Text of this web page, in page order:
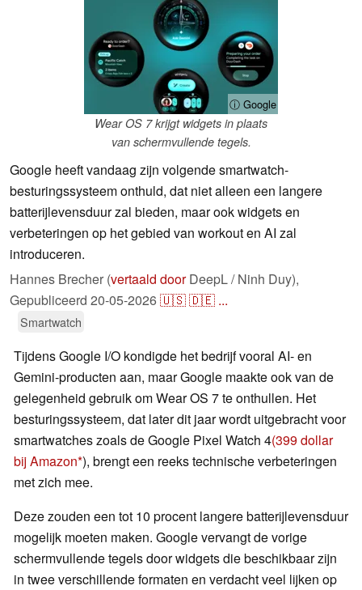
ⓘ Google
Wear OS 7 krijgt widgets in plaats
van schermvullende tegels.
Google heeft vandaag zijn volgende smartwatch-
besturingssysteem onthuld, dat niet alleen een langere
batterijlevensduur zal bieden, maar ook widgets en
verbeteringen op het gebied van workout en AI zal
introduceren.
Hannes Brecher (vertaald doorDeepL / Ninh Duy),
Gepubliceerd 20-05-2026🇺🇸🇩🇪 ...
Smartwatch
Tijdens Google I/O kondigde het bedrijf vooral AI- en
Gemini-producten aan, maar Google maakte ook van de
gelegenheid gebruik om Wear OS 7 te onthullen. Het
besturingssysteem, dat later dit jaar wordt uitgebracht voor
smartwatches zoals de Google Pixel Watch 4(399 dollar
bij Amazon ), brengt een reeks technische verbeteringen
met zich mee.
Deze zouden een tot 10 procent langere batterijlevensduur
mogelijk moeten maken. Google vervangt de vorige
schermvullende tegels door widgets die beschikbaar zijn
in twee verschillende formaten en verdacht veel lijken op